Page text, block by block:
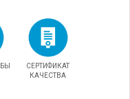
СЕРТИФИКАТ
КАЧЕСТВА